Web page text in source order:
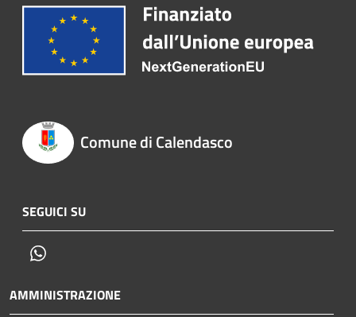
Comune di Calendasco
SEGUICI SU
AMMINISTRAZIONE